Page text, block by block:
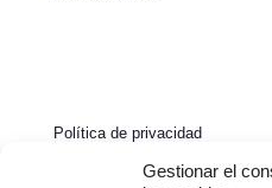
Gestionar el
Política de privacidad
Política de cookies